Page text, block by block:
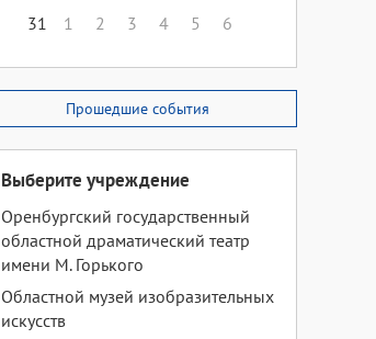
31
1 2 3 4 5 6
Прошедшие события
Выберите учреждение
Оренбургский государственный
областной драматический театр
имени М. Горького
Областной музей изобразительных
искусств